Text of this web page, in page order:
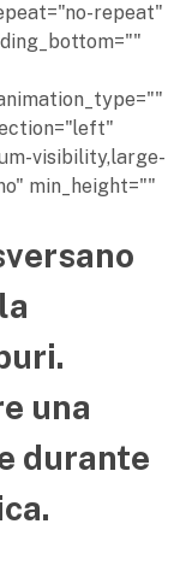
repeat"
visibility,large-
min_height=""
una
durante